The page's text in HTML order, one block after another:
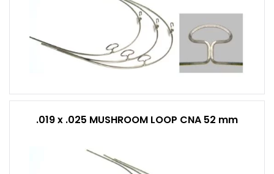
.019 x .025 MUSHROOM LOOP CNA 52 mm